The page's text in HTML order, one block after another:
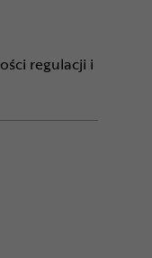
regulacji i